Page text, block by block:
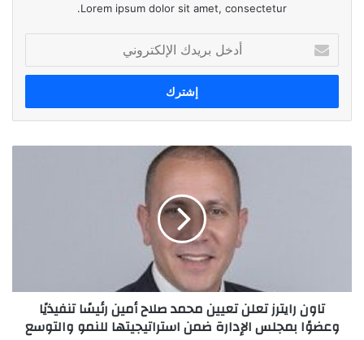
Lorem ipsum dolor sit amet, consectetur.
بريدك
الإلكتروني
تنفيذيًا
وعضوًا
بمجلس
تاون رايترز تعلن تعيين محمد صلاح أمين رئيسًا تنفيذيًا
وعضوًا بمجلس الإدارة ضمن استراتيجيتها للنمو والتوسع